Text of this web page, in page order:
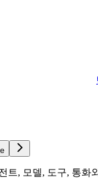
트, 모델, 도구, 통화